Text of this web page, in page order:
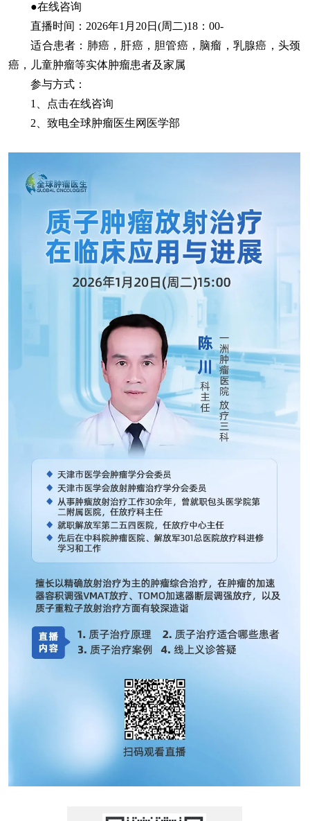
●在线咨询
直播时间 ：2026年1月20日(周二)18：00-
适合患者 ：肺癌，肝癌，胆管癌，脑瘤，乳腺癌，头颈
癌，儿童肿瘤等实体肿瘤患者及家属
参与方式 ：
1、点击在线咨询
2、致电全球肿瘤医生网医学部